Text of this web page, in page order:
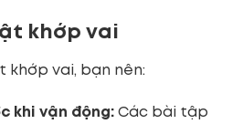
khớp vai
khớp vai, bạn nên:
khi vận động:Các bài tập